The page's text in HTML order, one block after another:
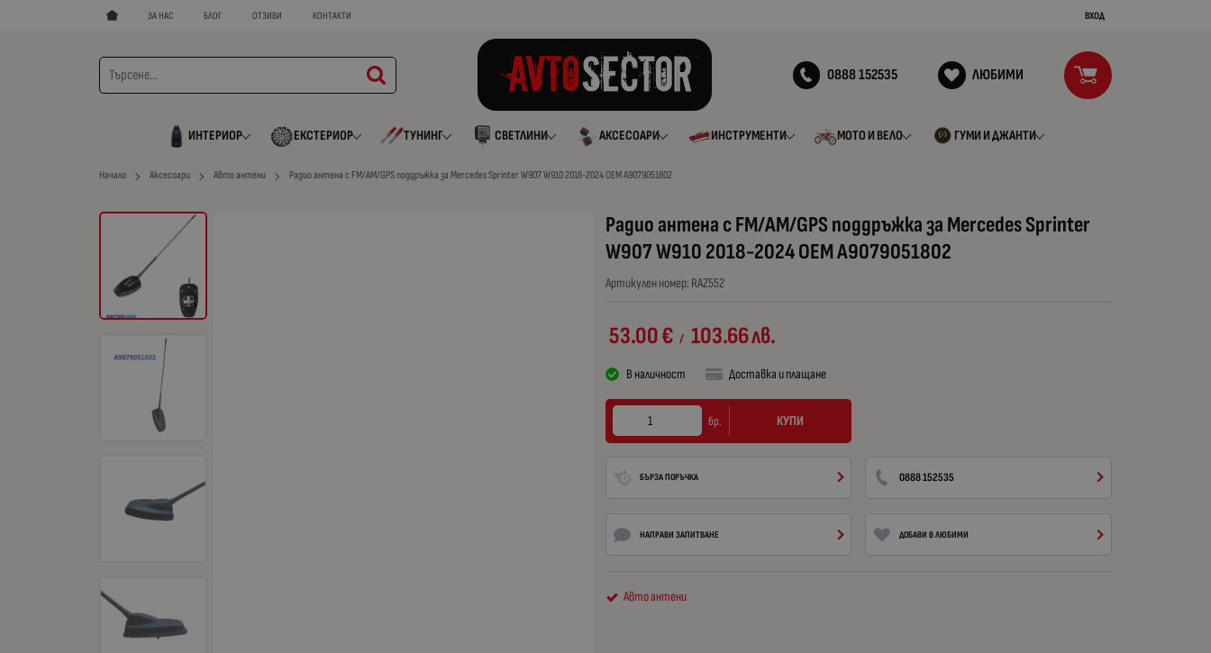
ЗА НАС БЛОГ ОТЗИВИ КОНТАКТИ ВХОД
0888 152535 ЛЮБИМИ
ИНТЕРИОР ЕКСТЕРИОР ТУНИНГ СВЕТЛИНИ АКСЕСОАРИ ИНСТРУМЕНТИ МОТО И ВЕЛО ГУМИ И ДЖАНТИ
Начало Аксесоари Авто антени Радио антена с FM/AM/GPS поддръжка за Mercedes Sprinter W907 W910 2018-2024 ОЕМ A9079051802
Радио антена с FM/AM/GPS поддръжка за Mercedes Sprinter
W907 W910 2018-2024 ОЕМ A9079051802
Артикулен номер: RAZ552
53.00€ / 103.66лв.
В наличност Доставка и плащане
бр. КУПИ
БЪРЗА ПОРЪЧКА 0888 152535
НАПРАВИ ЗАПИТВАНЕ ДОБАВИ В ЛЮБИМИ
Авто антени